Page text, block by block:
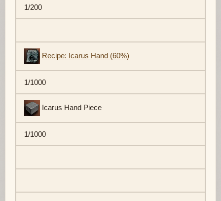
1/200
Recipe: Icarus Hand (60%)
1/1000
Icarus Hand Piece
1/1000